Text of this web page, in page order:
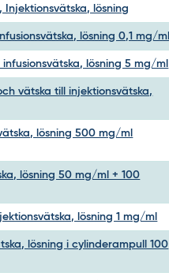
Injektionsvätska, lösning
lösning 0,1 mg/ml
infusionsvätska, lösning 5 mg/ml
vätska till injektionsvätska,
lösning 500 mg/ml
lösning 50 mg/ml + 100
lösning 1 mg/ml
lösning i cylinderampull 100